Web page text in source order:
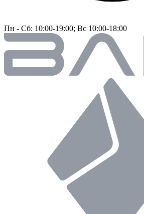
Пн - Сб: 10:00-19:00; Вс 10:00-18:00